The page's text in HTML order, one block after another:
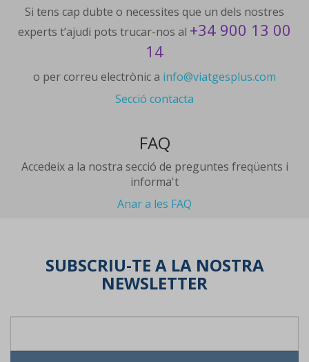
Si tens cap dubte o necessites que un dels nostres
experts t’ajudi pots trucar-nos al +34 900 13 00
14
o per correu electrònic a info@viatgesplus.com
Secció contacta
FAQ
Accedeix a la nostra secció de preguntes freqüents i
informa't
Anar a les FAQ
SUBSCRIU-TE A LA NOSTRA
NEWSLETTER